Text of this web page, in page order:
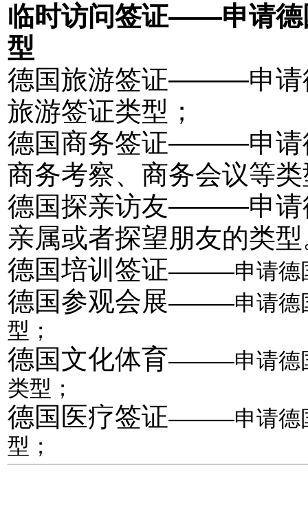
临时访问签证——申请德
型
德国旅游签证———申请
旅游签证类型；
德国商务签证———申请
商务考察、商务会议等
德国探亲访友———申请
亲属或者探望朋友的类
德国培训签证———申请德
德国参观会展———申请德
型；
德国文化体育———申请德
类型；
德国医疗签证———申请德
型；